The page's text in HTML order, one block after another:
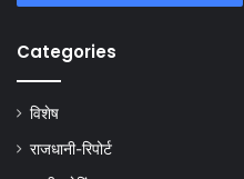
Categories
विशेष
राजधानी-रिपोर्ट